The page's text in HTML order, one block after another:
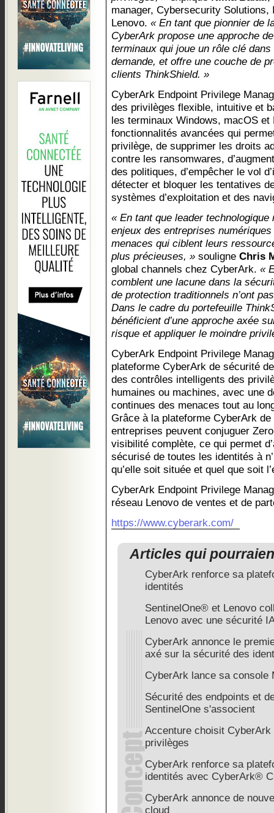
manager, Cybersecurity
Lenovo. « En tant que pionnier de
CyberArk propose une approche
terminaux qui joue un rôle clé
demande, et offre une couche de
clients ThinkShield. »
CyberArk Endpoint Privilege
des privilèges flexible, intuitive et
les terminaux Windows, macOS
fonctionnalités avancées qui
privilège, de supprimer les droits
contre les ransomwares,
des politiques, d’empêcher le vol
détecter et bloquer les tentatives
systèmes d’exploitation et des
« En tant que leader
enjeux des entreprises
menaces qui ciblent leurs
plus précieuses, » souligne Chris
global channels chez CyberArk. «
comblent une lacune dans la
de protection traditionnels n’ont
Dans le cadre du portefeuille
bénéficient d’une approche axée
risque et appliquer le moindre
CyberArk Endpoint Privilege
plateforme CyberArk de sécurité
des contrôles intelligents des
humaines ou machines, avec une
continues des menaces tout au
Grâce à la plateforme CyberArk
entreprises peuvent conjuguer
visibilité complète, ce qui permet
sécurisé de toutes les identités à
qu’elle soit située et quel que soit
CyberArk Endpoint Privilege
réseau Lenovo de ventes et de
https://www.cyberark.com/
Articles qui
CyberArk renforce sa
identités
SentinelOne® et Lenovo
Lenovo avec une sécurité
CyberArk annonce le
axé sur la sécurité des
CyberArk lance sa console
Sécurité des endpoints et
SentinelOne s'associent
Accenture choisit
privilèges
CyberArk renforce sa
identités avec CyberArk®
CyberArk annonce de
cloud